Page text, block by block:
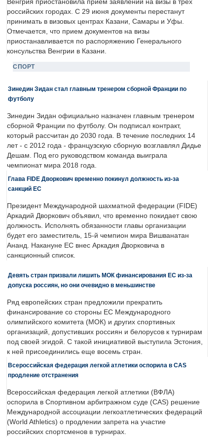
Венгрия приостановила прием заявлений на визы в трех
российских городах. С 29 июня документы перестанут
принимать в визовых центрах Казани, Самары и Уфы.
Отмечается, что прием документов на визы
приостанавливается по распоряжению Генерального
консульства Венгрии в Казани.
СПОРТ
Зинедин Зидан стал главным тренером сборной Франции по
футболу
Зинедин Зидан официально назначен главным тренером
сборной Франции по футболу. Он подписал контракт,
который рассчитан до 2030 года. В течение последних 14
лет - с 2012 года - французскую сборную возглавлял Дидье
Дешам. Под его руководством команда выиграла
чемпионат мира 2018 года.
Глава FIDE Дворкович временно покинул должность из-за
санкций ЕС
Президент Международной шахматной федерации (FIDE)
Аркадий Дворкович объявил, что временно покидает свою
должность. Исполнять обязанности главы организации
будет его заместитель, 15-й чемпион мира Вишванатан
Ананд. Накануне ЕС внес Аркадия Дворковича в
санкционный список.
Девять стран призвали лишить МОК финансирования ЕС из-за
допуска россиян, но они очевидно в меньшинстве
Ряд европейских стран предложили прекратить
финансирование со стороны ЕС Международного
олимпийского комитета (МОК) и других спортивных
организаций, допустивших россиян и белорусов к турнирам
под своей эгидой. С такой инициативой выступила Эстония,
к ней присоединились еще восемь стран.
Всероссийская федерация легкой атлетики оспорила в CAS
продление отстранения
Всероссийская федерация легкой атлетики (ВФЛА)
оспорила в Спортивном арбитражном суде (CAS) решение
Международной ассоциации легкоатлетических федераций
(World Athletics) о продлении запрета на участие
российских спортсменов в турнирах.